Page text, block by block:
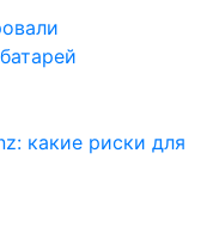
какие риски для